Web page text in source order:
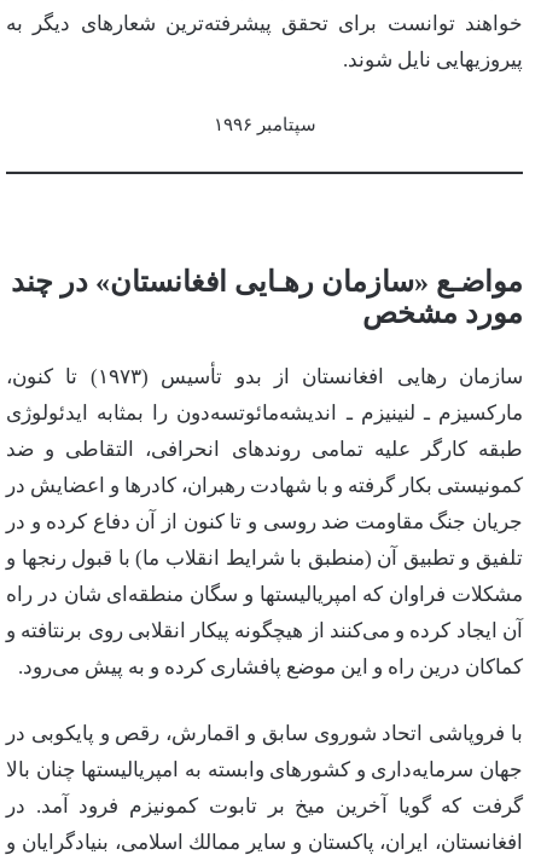
خواهند توانست‌ برای‌ تحقق‌ پیشرفته‌ترین‌ شعارهای‌ دیگر به‌
پیروزیهایی‌ نایل‌ شوند.
سپتامبر ۱۹۹۶
مواضـع‌ «سازمان‌ رهـایی‌ افغانستان‌» در چند
مورد مشخص‌
سازمان‌ رهایی‌ افغانستان‌ از بدو تأسیس‌ (١٩٧٣) تا كنون‌،
ماركسیزم‌ ـ لنینیزم‌ ـ اندیشه‌مائوتسه‌دون‌ را بمثابه‌ ایدئولوژی‌
طبقه‌ كارگر علیه‌ تمامی‌ روندهای‌ انحرافی‌، التقاطی‌ و ضد
كمونیستی‌ بكار گرفته‌ و با شهادت‌ رهبران‌، كادرها و اعضایش‌ در
جریان‌ جنگ‌ مقاومت‌ ضد روسی‌ و تا كنون‌ از آن‌ دفاع‌ كرده‌ و در
تلفیق‌ و تطبیق‌ آن‌ (منطبق‌ با شرایط‌ انقلاب‌ ما) با قبول‌ رنجها و
مشكلات‌ فراوان‌ كه‌ امپریالیستها و سگان‌ منطقه‌ای‌ شان‌ در راه‌
آن‌ ایجاد كرده‌ و می‌كنند از هیچگونه‌ پیكار انقلابی‌ روی‌ برنتافته‌ و
كماكان‌ درین‌ راه‌ و این‌ موضع‌ پافشاری‌ كرده‌ و به‌ پیش‌ می‌رود.
با فروپاشی‌ اتحاد شوروی‌ سابق‌ و اقمارش‌، رقص‌ و پایكوبی‌ در
جهان‌ سرمایه‌داری‌ و كشورهای‌ وابسته‌ به‌ امپریالیستها چنان‌ بالا
گرفت‌ كه‌ گویا آخرین‌ میخ‌ بر تابوت‌ كمونیزم‌ فرود آمد. در
افغانستان‌، ایران‌، پاكستان‌ و سایر ممالك‌ اسلامی‌، بنیادگرایان‌ و